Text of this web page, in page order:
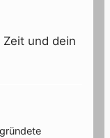
und dein